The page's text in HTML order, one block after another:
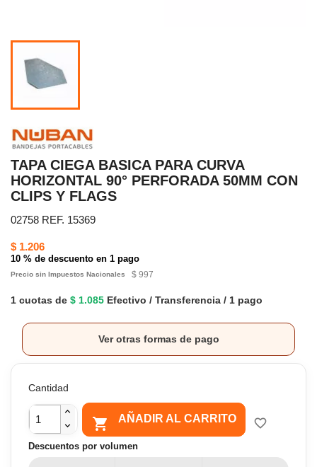
TAPA CIEGA BASICA PARA CURVA
HORIZONTAL 90° PERFORADA 50MM CON
CLIPS Y FLAGS
02758 REF. 15369
$ 1.206
10 % de descuento en 1 pago
Precio sin Impuestos Nacionales $ 997
1 cuotas de $ 1.085 Efectivo / Transferencia / 1 pago
Ver otras formas de pago
Cantidad
 AÑADIR AL CARRITO favorite_border
Descuentos por volumen